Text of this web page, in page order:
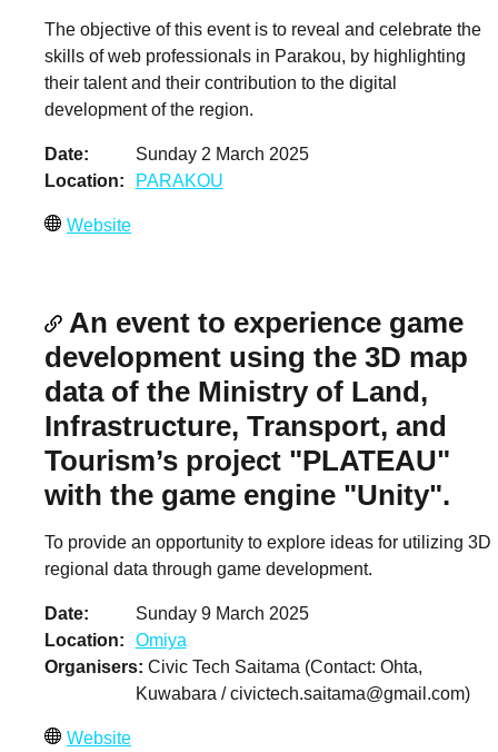
The objective of this event is to reveal and celebrate the
skills of web professionals in Parakou, by highlighting
their talent and their contribution to the digital
development of the region.
Date
Sunday 2 March 2025
Location
PARAKOU
Website
An event to experience game
development using the 3D map
data of the Ministry of Land,
Infrastructure, Transport, and
Tourism’s project "PLATEAU"
with the game engine "Unity".
To provide an opportunity to explore ideas for utilizing 3D
regional data through game development.
Date
Sunday 9 March 2025
Location
Omiya
Organisers Civic Tech Saitama (Contact: Ohta,
Kuwabara /civictech.saitama@gmail.com)
Website